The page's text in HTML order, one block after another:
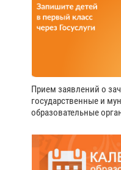
Прием заявлений о
государственные и
образовательные